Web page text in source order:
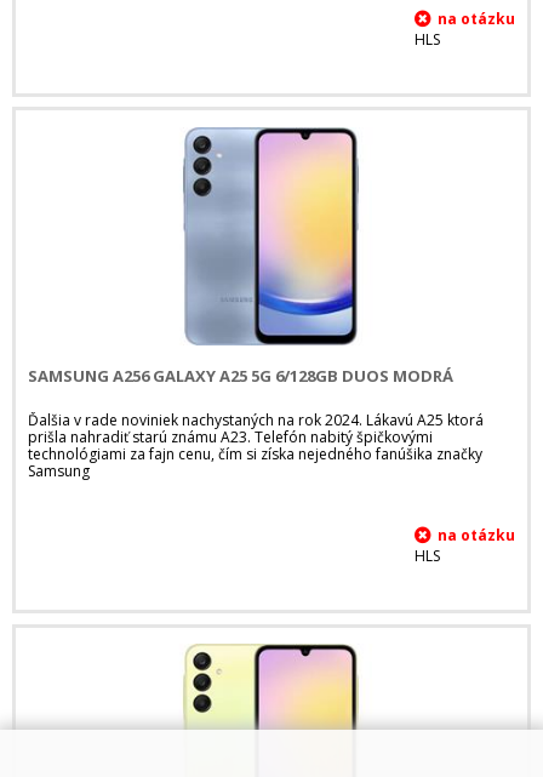
HLS
SAMSUNG A256 GALAXY A25 5G 6/128GB DUOS MODRÁ
Ďalšia v rade noviniek nachystaných na rok 2024. Lákavú A25 ktorá
prišla nahradiť starú známu A23. Telefón nabitý špičkovými
technológiami za fajn cenu, čím si získa nejedného fanúšika značky
Samsung
HLS